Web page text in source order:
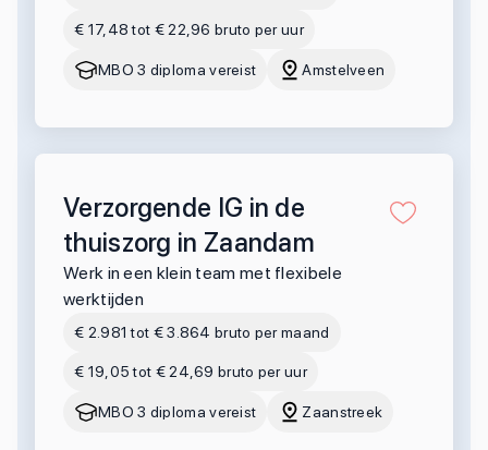
€ 17,48 tot € 22,96 bruto per uur
MBO 3 diploma vereist Amstelveen
Verzorgende IG in de
thuiszorg in Zaandam
Werk in een klein team met flexibele
werktijden
€ 2.981 tot € 3.864 bruto per maand
€ 19,05 tot € 24,69 bruto per uur
MBO 3 diploma vereist Zaanstreek